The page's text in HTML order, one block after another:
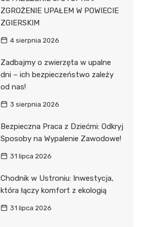
ZGROŻENIE UPAŁEM W POWIECIE
ZGIERSKIM
4 sierpnia 2026
Zadbajmy o zwierzęta w upalne
dni – ich bezpieczeństwo zależy
od nas!
3 sierpnia 2026
Bezpieczna Praca z Dziećmi: Odkryj
Sposoby na Wypalenie Zawodowe!
31 lipca 2026
Chodnik w Ustroniu: Inwestycja,
która łączy komfort z ekologią
31 lipca 2026